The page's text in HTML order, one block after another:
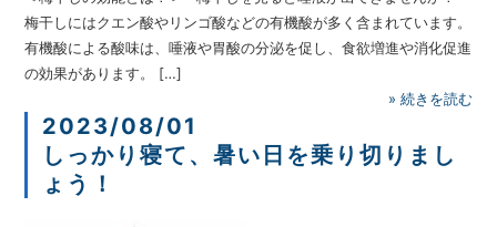
梅干しにはクエン酸やリンゴ酸などの有機酸が多く含まれています。
有機酸による酸味は、唾液や胃酸の分泌を促し、食欲増進や消化促進
の効果があります。 […]
» 続きを読む
2023/08/01
しっかり寝て、暑い日を乗り切りまし
ょう！